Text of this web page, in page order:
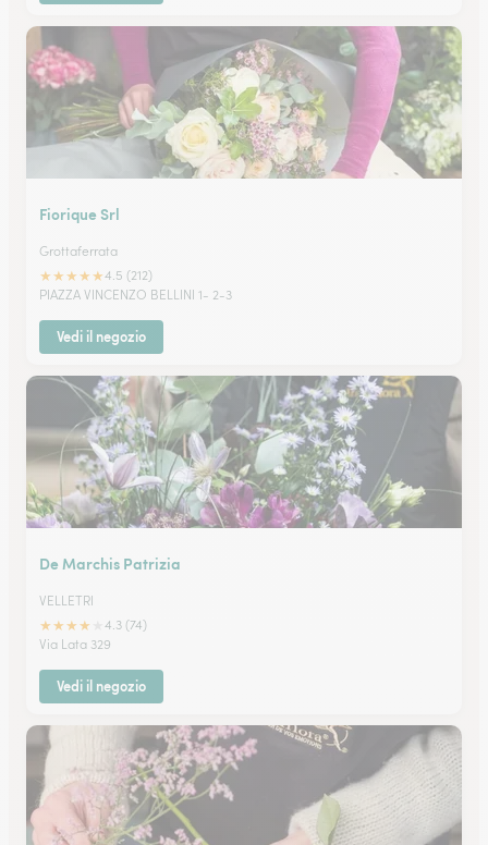
Fiorique Srl
Grottaferrata
★★★★★4.5 (212)
PIAZZA VINCENZO BELLINI 1- 2-3
Vedi il negozio
De Marchis Patrizia
VELLETRI
★★★★
4.3 (74)
Via Lata 329
Vedi il negozio